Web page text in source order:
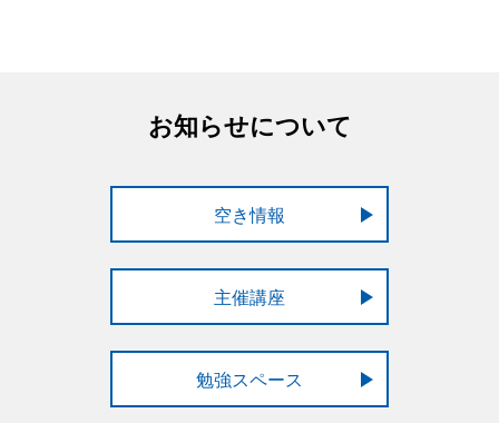
お知らせについて
空き情報
主催講座
勉強スペース